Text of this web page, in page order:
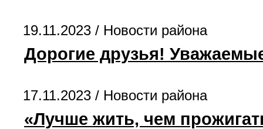
19.11.2023 / Новости района
Дорогие друзья!
17.11.2023 / Новости района
«Лучше жить, чем